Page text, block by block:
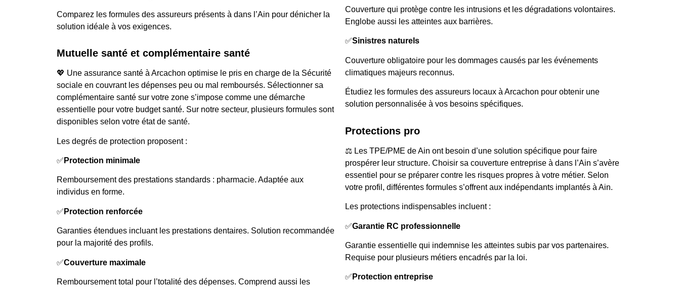
Comparez les formules des assureurs présents à dans l’Ain pour dénicher la
solution idéale à vos exigences.
Mutuelle santé et complémentaire santé
💖 Une assurance santé à Arcachon optimise le pris en charge de la Sécurité
sociale en couvrant les dépenses peu ou mal remboursés. Sélectionner sa
complémentaire santé sur votre zone s’impose comme une démarche
essentielle pour votre budget santé. Sur notre secteur, plusieurs formules sont
disponibles selon votre état de santé.
Les degrés de protection proposent :
✅ Protection minimale
Remboursement des prestations standards : pharmacie. Adaptée aux
individus en forme.
✅ Protection renforcée
Garanties étendues incluant les prestations dentaires. Solution recommandée
pour la majorité des profils.
✅Couverture maximale
Remboursement total pour l’totalité des dépenses. Comprend aussi les
Couverture qui protège contre les intrusions et les dégradations volontaires.
Englobe aussi les atteintes aux barrières.
✅Sinistres naturels
Couverture obligatoire pour les dommages causés par les événements
climatiques majeurs reconnus.
Étudiez les formules des assureurs locaux à Arcachon pour obtenir une
solution personnalisée à vos besoins spécifiques.
Protections pro
⚖️ Les TPE/PME de Ain ont besoin d’une solution spécifique pour faire
prospérer leur structure. Choisir sa couverture entreprise à dans l’Ain s’avère
essentiel pour se préparer contre les risques propres à votre métier. Selon
votre profil, différentes formules s’offrent aux indépendants implantés à Ain.
Les protections indispensables incluent :
✅Garantie RC professionnelle
Garantie essentielle qui indemnise les atteintes subis par vos partenaires.
Requise pour plusieurs métiers encadrés par la loi.
✅ Protection entreprise